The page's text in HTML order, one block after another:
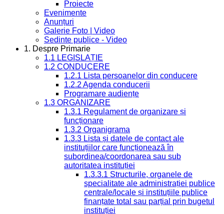
Proiecte
Evenimente
Anunțuri
Galerie Foto | Video
Sedinte publice - Video
1. Despre Primarie
1.1 LEGISLAȚIE
1.2 CONDUCERE
1.2.1 Lista persoanelor din conducere
1.2.2 Agenda conducerii
Programare audiențe
1.3 ORGANIZARE
1.3.1 Regulament de organizare și
funcționare
1.3.2 Organigrama
1.3.3 Lista și datele de contact ale
instituțiilor care funcționează în
subordinea/coordonarea sau sub
autoritatea instituției
1.3.3.1 Structurile, organele de
specialitate ale administrației publice
centrale/locale și instituțiile publice
finanțate total sau parțial prin bugetul
instituției